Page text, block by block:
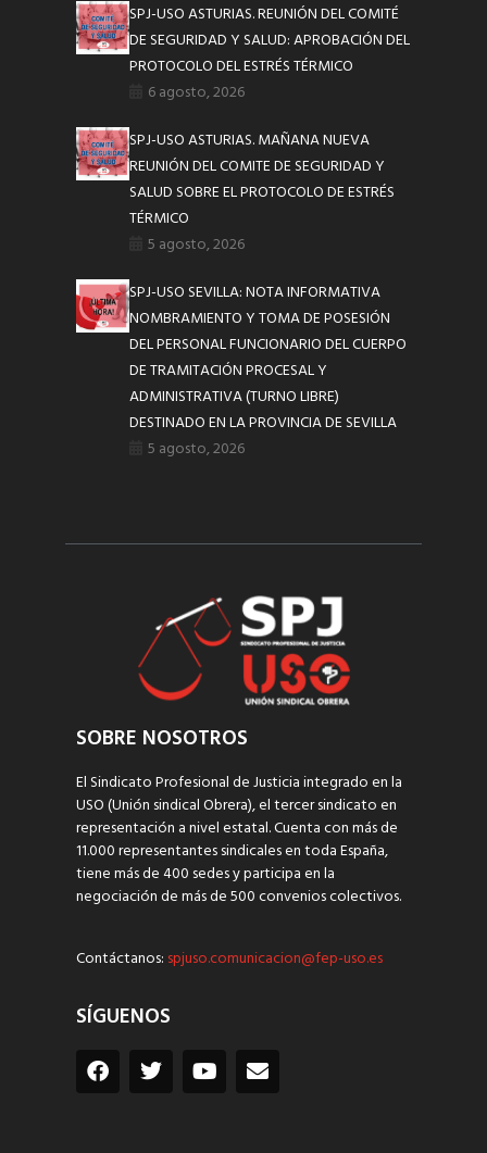
SPJ-USO ASTURIAS. REUNIÓN DEL COMITÉ
DE SEGURIDAD Y SALUD: APROBACIÓN DEL
PROTOCOLO DEL ESTRÉS TÉRMICO
6 agosto, 2026
SPJ-USO ASTURIAS. MAÑANA NUEVA
REUNIÓN DEL COMITE DE SEGURIDAD Y
SALUD SOBRE EL PROTOCOLO DE ESTRÉS
TÉRMICO
5 agosto, 2026
SPJ-USO SEVILLA: NOTA INFORMATIVA
NOMBRAMIENTO Y TOMA DE POSESIÓN
DEL PERSONAL FUNCIONARIO DEL CUERPO
DE TRAMITACIÓN PROCESAL Y
ADMINISTRATIVA (TURNO LIBRE)
DESTINADO EN LA PROVINCIA DE SEVILLA
5 agosto, 2026
SOBRE NOSOTROS
El Sindicato Profesional de Justicia integrado en la
USO (Unión sindical Obrera), el tercer sindicato en
representación a nivel estatal. Cuenta con más de
11.000 representantes sindicales en toda España,
tiene más de 400 sedes y participa en la
negociación de más de 500 convenios colectivos.
Contáctanos: spjuso.comunicacion@fep-uso.es
SÍGUENOS